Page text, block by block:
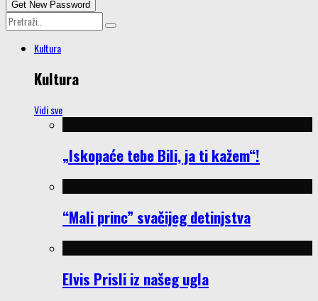
Kultura
Kultura
Vidi sve
„Iskopaće tebe Bili, ja ti kažem“!
“Mali princ” svačijeg detinjstva
Elvis Prisli iz našeg ugla